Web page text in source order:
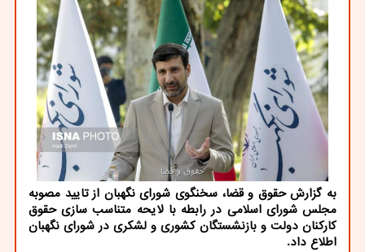
به گزارش حقوق و قضا، سخنگوی شورای نگهبان از تایید مصوبه
مجلس شورای اسلامی در رابطه با لایحه متناسب سازی حقوق
کارکنان دولت و بازنشستگان کشوری و لشکری در شورای نگهبان
اطلاع داد.